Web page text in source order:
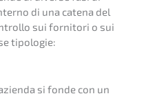
di una catena del
sui forni­to­ri o sui
tipologie:
si fonde con un